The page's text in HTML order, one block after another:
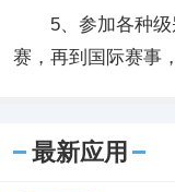
5、参加各种级
赛，再到国际赛事
最新应用